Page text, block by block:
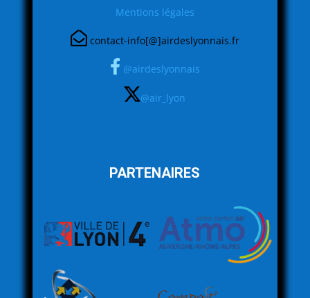
Mentions légales
contact-info[@]airdeslyonnais.fr
@airdeslyonnais
@air_lyon
PARTENAIRES